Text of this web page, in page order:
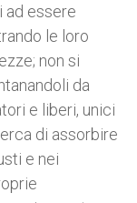
ad essere
le loro
non si
da
e liberi, unici
di assorbire
e nei